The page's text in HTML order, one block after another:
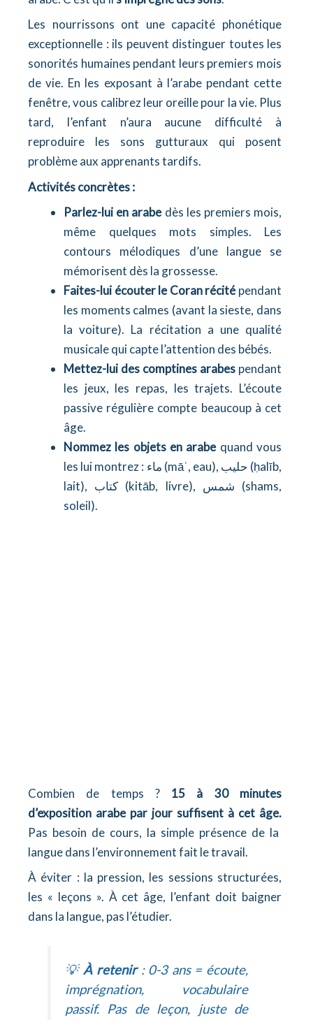
Les nourrissons ont une capacité phonétique
exceptionnelle : ils peuvent distinguer toutes les
sonorités humaines pendant leurs premiers mois
de vie. En les exposant à l’arabe pendant cette
fenêtre, vous calibrez leur oreille pour la vie. Plus
tard, l’enfant n’aura aucune difficulté à
reproduire les sons gutturaux qui posent
problème aux apprenants tardifs.
Activités concrètes :
Parlez-lui en arabedès les premiers mois,
même quelques mots simples. Les
contours mélodiques d’une langue se
mémorisent dès la grossesse.
Faites-lui écouter le Coran récitépendant
les moments calmes (avant la sieste, dans
la voiture). La récitation a une qualité
musicale qui capte l’attention des bébés.
Mettez-lui des comptines arabes pendant
les jeux, les repas, les trajets. L’écoute
passive régulière compte beaucoup à cet
âge.
Nommez les objets en arabequand vous
les lui montrez : ماء (māʾ, eau), حليب (ḥalīb,
lait), كتاب (kitāb, livre), شمس (shams,
soleil).
Combien de temps ? 15 à 30 minutes
d’exposition arabe par jour suffisent à cet âge.
Pas besoin de cours, la simple présence de la
langue dans l’environnement fait le travail.
À éviter : la pression, les sessions structurées,
les « leçons ». À cet âge, l’enfant doit baigner
dans la langue, pas l’étudier.
💡À retenir: 0-3 ans = écoute,
imprégnation, vocabulaire
passif. Pas de leçon, juste de